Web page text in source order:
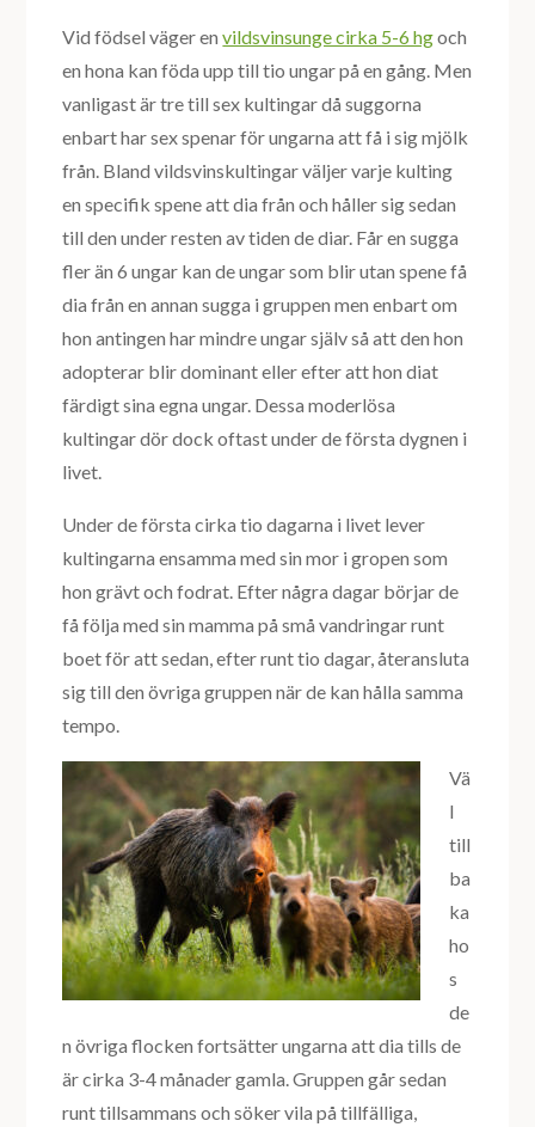
Vid födsel väger envildsvinsunge cirka 5-6 hgoch
en hona kan föda upp till tio ungar på en gång. Men
vanligast är tre till sex kultingar då suggorna
enbart har sex spenar för ungarna att få i sig mjölk
från. Bland vildsvinskultingar väljer varje kulting
en specifik spene att dia från och håller sig sedan
till den under resten av tiden de diar. Får en sugga
fler än 6 ungar kan de ungar som blir utan spene få
dia från en annan sugga i gruppen men enbart om
hon antingen har mindre ungar själv så att den hon
adopterar blir dominant eller efter att hon diat
färdigt sina egna ungar. Dessa moderlösa
kultingar dör dock oftast under de första dygnen i
livet.
Under de första cirka tio dagarna i livet lever
kultingarna ensamma med sin mor i gropen som
hon grävt och fodrat. Efter några dagar börjar de
få följa med sin mamma på små vandringar runt
boet för att sedan, efter runt tio dagar, återansluta
sig till den övriga gruppen när de kan hålla samma
tempo.
Vä
l
till
ba
ka
ho
s
de
n övriga flocken fortsätter ungarna att dia tills de
är cirka 3-4 månader gamla. Gruppen går sedan
runt tillsammans och söker vila på tillfälliga,